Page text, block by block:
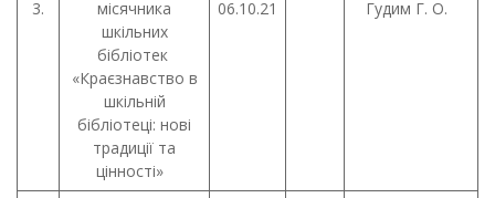
3.
місячника
шкільних
бібліотек
«Краєзнавство в
шкільній
бібліотеці: нові
традиції та
цінності»
06.10.21 Гудим Г. О.